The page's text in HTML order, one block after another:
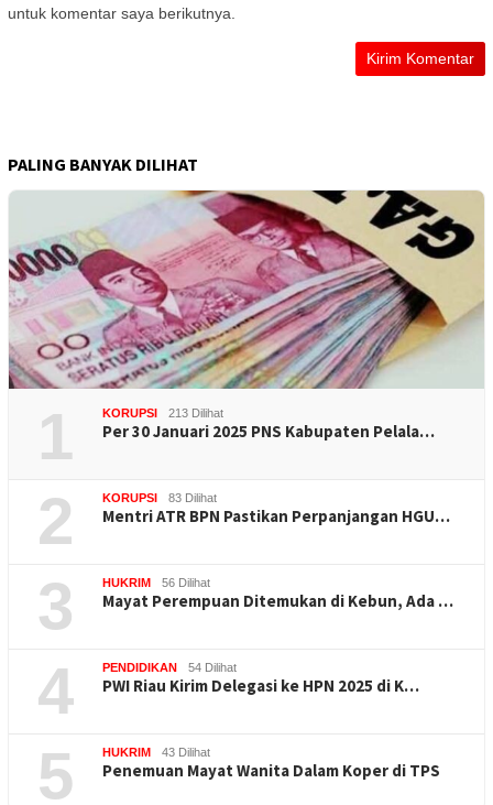
untuk komentar saya berikutnya.
PALING BANYAK DILIHAT
1 KORUPSI 213 Dilihat
Per 30 Januari 2025 PNS Kabupaten Pelala…
2 KORUPSI 83 Dilihat
Mentri ATR BPN Pastikan Perpanjangan HGU…
3 HUKRIM 56 Dilihat
Mayat Perempuan Ditemukan di Kebun, Ada …
4 PENDIDIKAN 54 Dilihat
PWI Riau Kirim Delegasi ke HPN 2025 di K…
5 HUKRIM 43 Dilihat
Penemuan Mayat Wanita Dalam Koper di TPS